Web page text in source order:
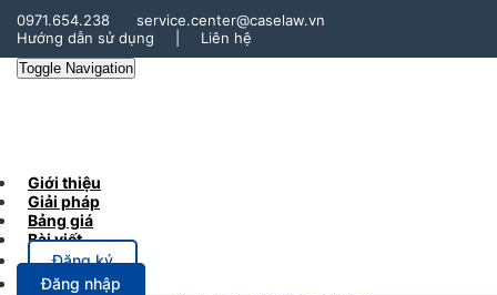
0971.654.238
service.center@caselaw.vn
Hướng dẫn sử dụng
Liên hệ
Toggle Navigation
Giới thiệu
Giải pháp
Bảng giá
Bài viết
Đăng ký
Đăng nhập